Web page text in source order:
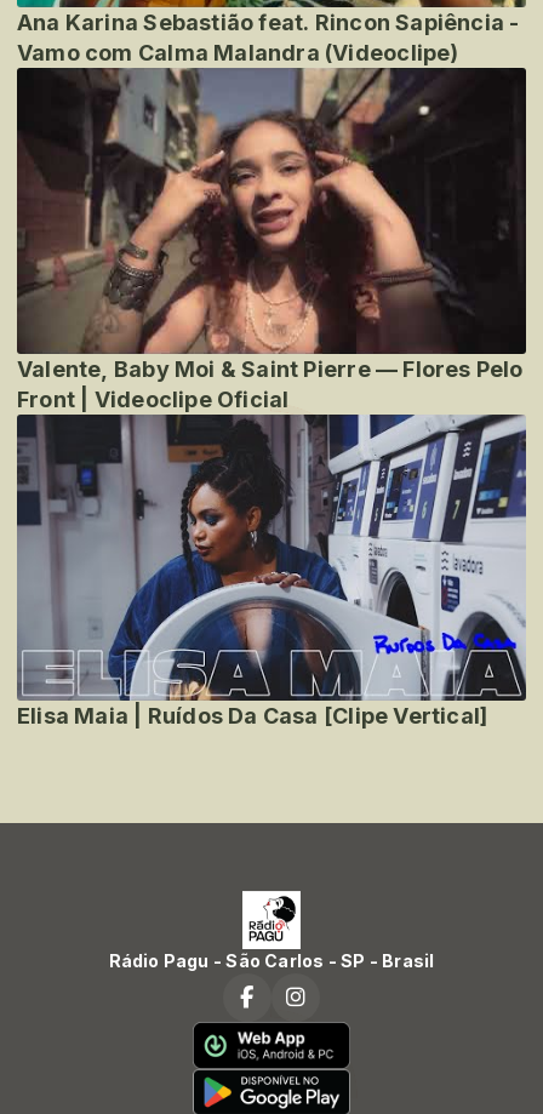
Ana Karina Sebastião feat. Rincon Sapiência -
Vamo com Calma Malandra (Videoclipe)
Valente, Baby Moi & Saint Pierre — Flores Pelo
Front | Videoclipe Oficial
Elisa Maia | Ruídos Da Casa [Clipe Vertical]
Rádio Pagu - São Carlos - SP - Brasil